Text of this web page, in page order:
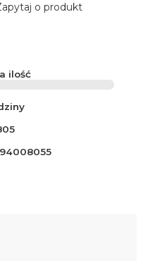
o produkt
ilość